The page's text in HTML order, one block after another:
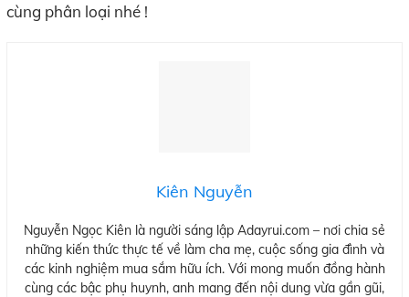
cùng phân loại nhé !
Kiên Nguyễn
Nguyễn Ngọc Kiên là người sáng lập Adayrui.com – nơi chia sẻ
những kiến thức thực tế về làm cha mẹ, cuộc sống gia đình và
các kinh nghiệm mua sắm hữu ích. Với mong muốn đồng hành
cùng các bậc phụ huynh, anh mang đến nội dung vừa gần gũi,